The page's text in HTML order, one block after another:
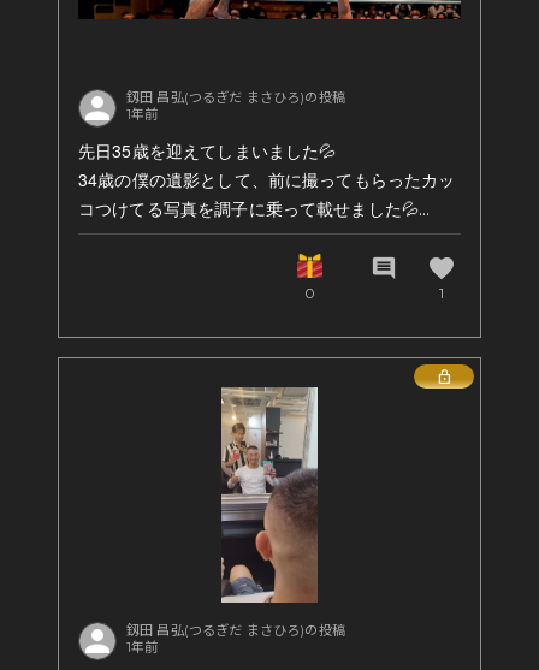
釼田 昌弘(つるぎだ まさひろ)の投稿
1年前
先日35歳を迎えてしまいました💦
34歳の僕の遺影として、前に撮ってもらったカッ
コつけてる写真を調子に乗って載せました💦
34歳は多くの方々に支えられ、トレーニングやリ
そして僕を産んでくれた家族にも感謝です！
35歳はビハインドからのスタートになりますが、
怪我を乗越えるべく引続き頑張ります👊
#格闘家 #キックボクシング #総合格闘技 #柔道 #
アメフト #闘うビジネスマン #身体とお金のパー
ソナルトレーナー #誕生日 #感謝
0
comment favorite
1
釼田 昌弘(つるぎだ まさひろ)の投稿
1年前
Lock